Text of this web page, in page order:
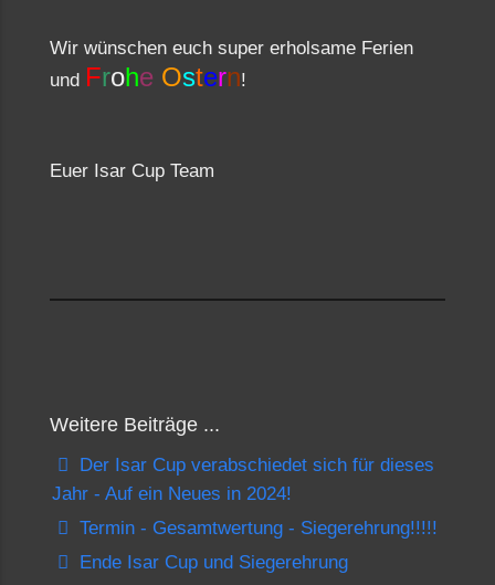
Wir wünschen euch super erholsame Ferien
und Frohe Ostern!
Euer Isar Cup Team
Weitere Beiträge ...
Der Isar Cup verabschiedet sich für dieses
Jahr - Auf ein Neues in 2024!
Termin - Gesamtwertung - Siegerehrung!!!!!
Ende Isar Cup und Siegerehrung